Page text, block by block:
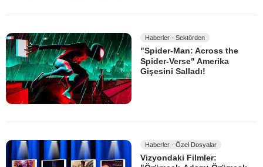
Haberler - Sektörden
"Spider-Man: Across the
Spider-Verse" Amerika
Gişesini Salladı!
Haberler - Özel Dosyalar
Vizyondaki Filmler: